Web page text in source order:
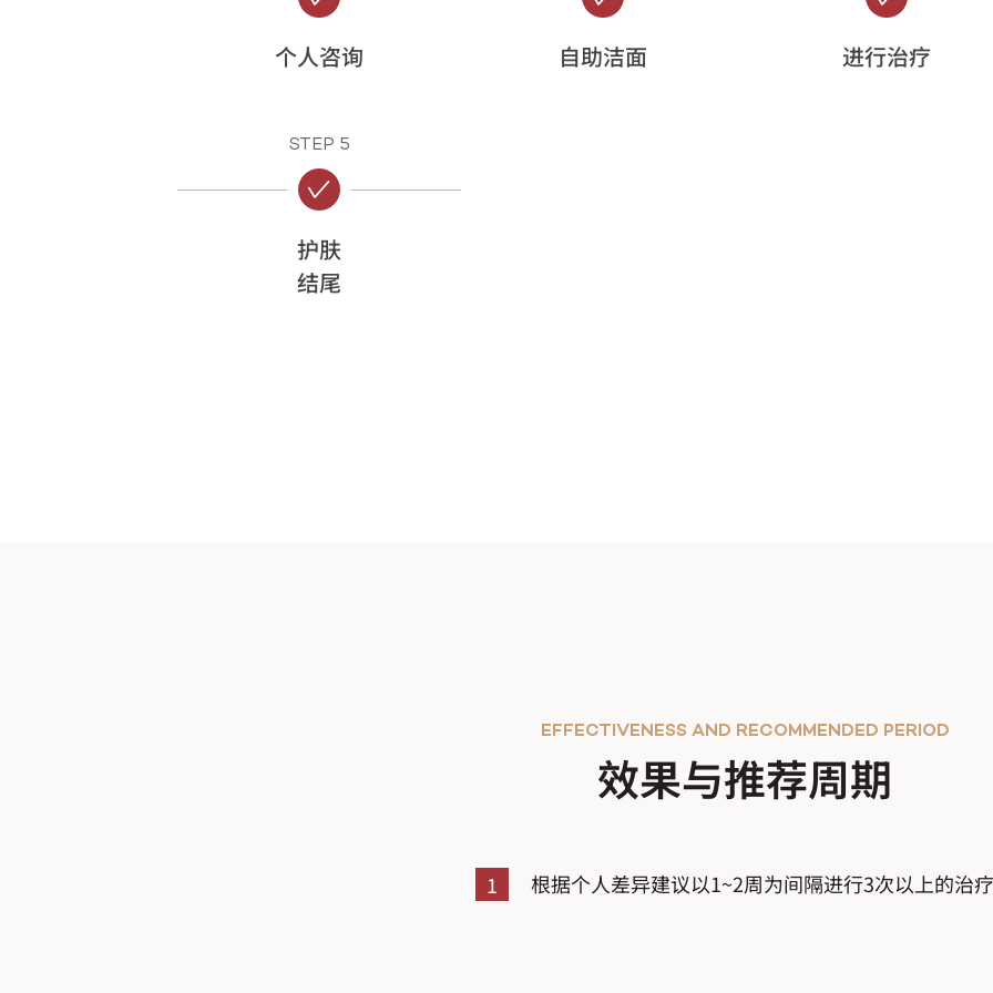
个人咨询 自助洁面 进行治疗
STEP 5
护肤
结尾
效果与推荐周期
EFFECTIVENESS AND RECOMMENDED PERIOD
1 根据个人差异建议以1~2周为间隔进行3次以上的治